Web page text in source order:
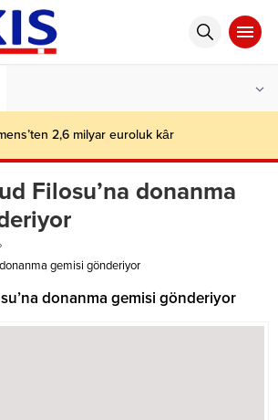
2,6 milyar euroluk kâr
Filosu’na donanma
gemisi gönderiyor
donanma gemisi gönderiyor